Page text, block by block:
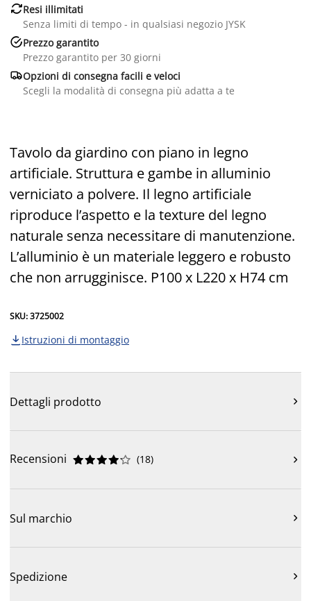
Resi illimitati
Senza limiti di tempo - in qualsiasi negozio JYSK
Prezzo garantito
Prezzo garantito per 30 giorni
Opzioni di consegna facili e veloci
Scegli la modalità di consegna più adatta a te
Tavolo da giardino con piano in legno
artificiale. Struttura e gambe in alluminio
verniciato a polvere. Il legno artificiale
riproduce l’aspetto e la texture del legno
naturale senza necessitare di manutenzione.
L’alluminio è un materiale leggero e robusto
che non arrugginisce. P100 x L220 x H74 cm
SKU: 3725002
 Istruzioni di montaggio
Dettagli prodotto 
Recensioni 




 (18) 
Sul marchio 
Spedizione 